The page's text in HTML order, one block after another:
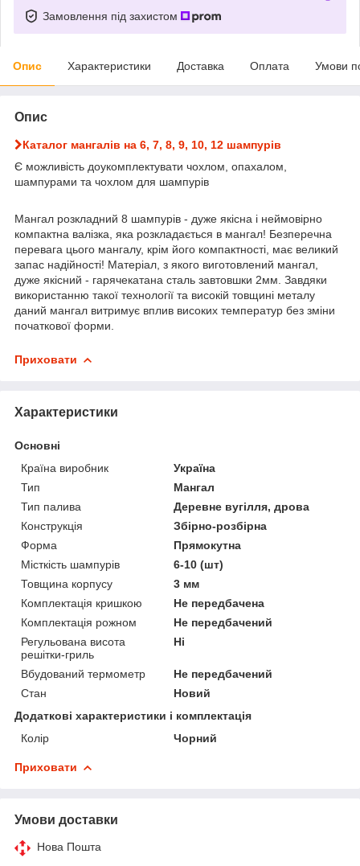
Замовлення під захистом
Опис Характеристики Доставка Оплата Умови
Опис
Каталог мангалів на 6, 7, 8, 9, 10, 12 шампурів
Є можливість доукомплектувати чохлом, опахалом,
шампурами та чохлом для шампурів
Мангал розкладний 8 шампурів - дуже якісна і неймовірно
компактна валізка, яка розкладається в мангал! Безперечна
перевага цього мангалу, крім його компактності, має великий
запас надійності! Матеріал, з якого виготовлений мангал,
дуже якісний - гарячекатана сталь завтовшки 2мм. Завдяки
використанню такої технології та високій товщині металу
даний мангал витримує вплив високих температур без зміни
початкової форми.
Приховати
Характеристики
Основні
Країна виробник
Україна
Тип
Мангал
Тип палива
Деревне вугілля, дрова
Конструкція
Збірно-розбірна
Форма
Прямокутна
Місткість шампурів
6-10 (шт)
Товщина корпусу
3 мм
Комплектація кришкою
Не передбачена
Комплектація рожном
Не передбачений
Регульована висота
решітки-гриль
Ні
Вбудований термометр
Не передбачений
Стан
Новий
Додаткові характеристики і комплектація
Колір
Чорний
Приховати
Умови доставки
Нова Пошта